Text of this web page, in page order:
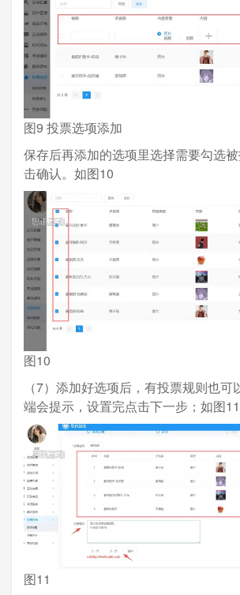
图9 投票选项添加
保存后再添加的选项里选择需要勾选
击确认。如图10
图10
（7）添加好选项后，有投票规则也
端会提示，设置完点击下一步；如图11
图11